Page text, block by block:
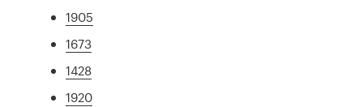
1905
1673
1428
1920